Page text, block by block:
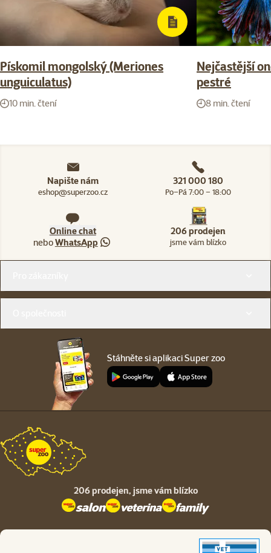
Pískomil mongolský (Meriones
unguiculatus)
10 min. čtení
Nejčastější
pestré
8 min. čtení
Napište nám
eshop@superzoo.cz
321 000 180
Po–Pá 7:00 – 18:00
Online chat
neboWhatsApp
206 prodejen
jsme vám blízko
Stáhněte si aplikaci Super zoo
206 prodejen, jsme vám blízko